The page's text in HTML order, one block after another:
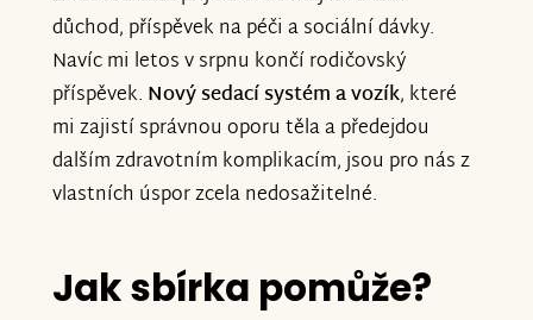
důchod, příspěvek na péči a sociální dávky.
Navíc mi letos v srpnu končí rodičovský
příspěvek. Nový sedací systém a vozík, které
mi zajistí správnou oporu těla a předejdou
dalším zdravotním komplikacím, jsou pro nás z
vlastních úspor zcela nedosažitelné.
Jak sbírka pomůže?